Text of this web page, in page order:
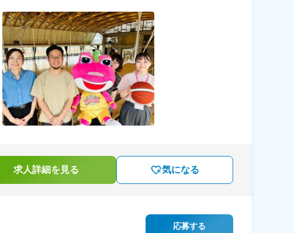
求人詳細を見る 気になる
応募する